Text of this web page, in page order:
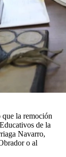
que la remoción
de la
Navarro,
o al